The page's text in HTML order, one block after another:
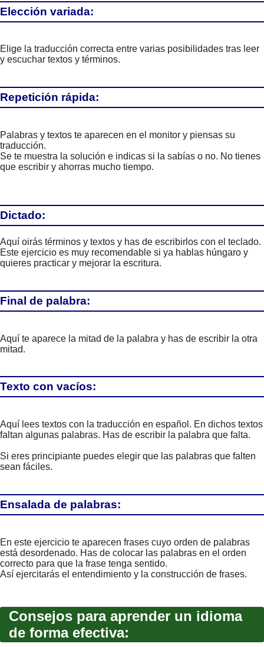
Elección variada:
Elige la traducción correcta entre varias posibilidades tras leer
y escuchar textos y términos.
Repetición rápida:
Palabras y textos te aparecen en el monitor y piensas su
traducción.
Se te muestra la solución e indicas si la sabías o no. No tienes
que escribir y ahorras mucho tiempo.
Dictado:
Aquí oirás términos y textos y has de escribirlos con el teclado.
Este ejercicio es muy recomendable si ya hablas húngaro y
quieres practicar y mejorar la escritura.
Final de palabra:
Aquí te aparece la mitad de la palabra y has de escribir la otra
mitad.
Texto con vacíos:
Aquí lees textos con la traducción en español. En dichos textos
faltan algunas palabras. Has de escribir la palabra que falta.
Si eres principiante puedes elegir que las palabras que falten
sean fáciles.
Ensalada de palabras:
En este ejercicio te aparecen frases cuyo orden de palabras
está desordenado. Has de colocar las palabras en el orden
correcto para que la frase tenga sentido.
Así ejercitarás el entendimiento y la construcción de frases.
Consejos para aprender un idioma
de forma efectiva: